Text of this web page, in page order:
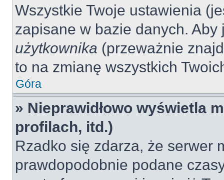
Wszystkie Twoje ustawienia
zapisane w bazie danych.
użytkownika (przeważnie
to na zmianę wszystkich
Góra
» Nieprawidłowo wyświetla
profilach, itd.)
Rzadko się zdarza, że serwer
prawdopodobnie podane